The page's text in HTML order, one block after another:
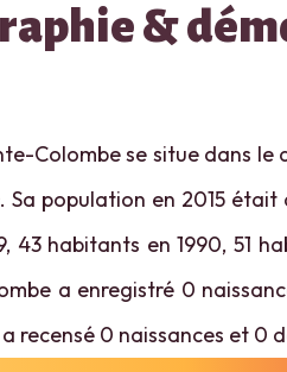
&
Colombe se situe dans le
Sa population en 2015
43 habitants en 1990, 51
a enregistré 0
a recensé 0 naissances et 0